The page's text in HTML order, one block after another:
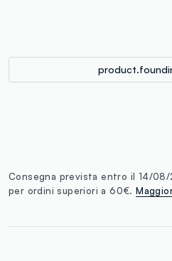
Consegna prevista entro il 14/
per ordini superiori a 60€.